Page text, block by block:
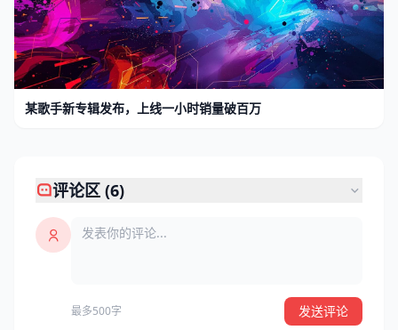
某歌手新专辑发布，上线一小时销量破百万
评论区 (6)
最多500字 发送评论